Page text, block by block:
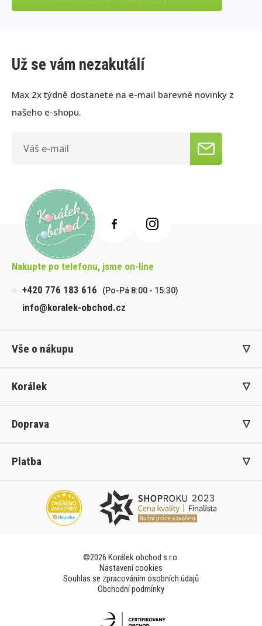
Už se vám nezakutálí
Max 2x týdně dostanete na e-mail barevné novinky z
našeho e-shopu.
Nakupte po telefonu, jsme on-line
+420 776 183 616
(Po-Pá 8:00 - 15:30)
info@koralek-obchod.cz
Vše o nákupu
Korálek
Doprava
Platba
©2026 Korálek obchod s.r.o.
Nastavení cookies
Souhlas se zpracováním osobních údajů
Obchodní podmínky